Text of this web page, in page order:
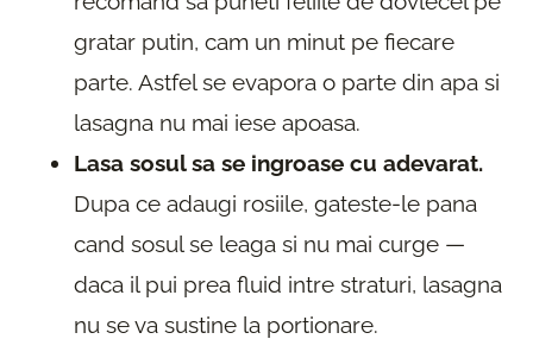
gratar putin, cam un minut pe fiecare
parte. Astfel se evapora o parte din apa si
lasagna nu mai iese apoasa.
Lasa sosul sa se ingroase cu adevarat.
Dupa ce adaugi rosiile, gateste-le pana
cand sosul se leaga si nu mai curge —
daca il pui prea fluid intre straturi, lasagna
nu se va sustine la portionare.